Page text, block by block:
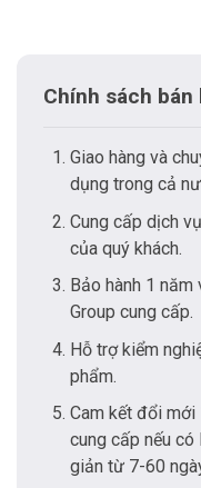
Chính sách bán
Giao hàng và
dụng trong cả
Cung cấp dịch
của quý khách.
Bảo hành 1
Group cung cấp.
Hỗ trợ kiểm
phẩm.
Cam kết đổi mới
cung cấp nếu
giản từ 7-60